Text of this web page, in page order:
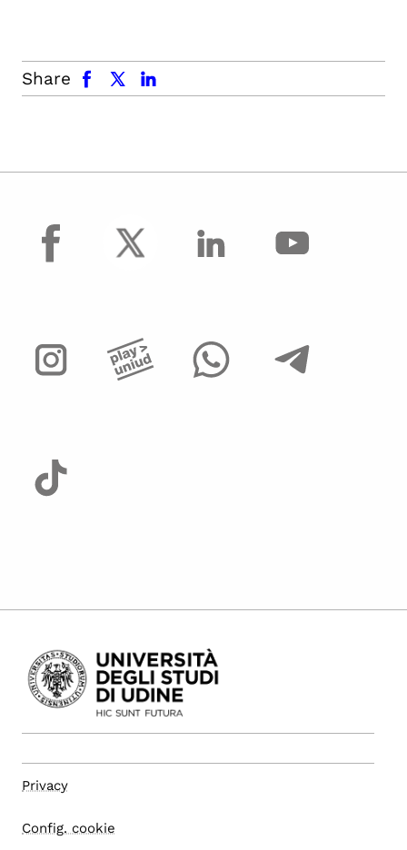
Share
facebook x.com linkedin
facebook
Privacy
Config. cookie